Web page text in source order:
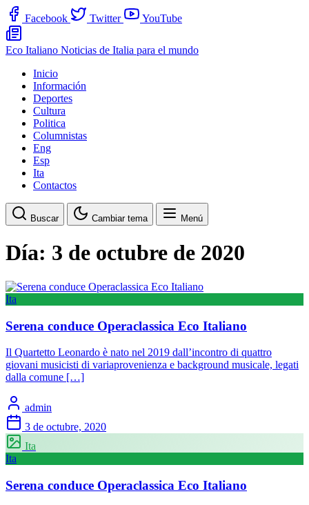
Facebook Twitter YouTube
Eco Italiano Noticias de Italia para el mundo
Inicio
Información
Deportes
Cultura
Politica
Columnistas
Eng
Esp
Ita
Contactos
Buscar Cambiar tema Menú
Día: 3 de octubre de 2020
Ita
Serena conduce Operaclassica Eco Italiano
Il Quartetto Leonardo è nato nel 2019 dall’incontro di quattro
giovani musicisti di variaprovenienza e background musicale, legati
dalla comune […]
admin
3 de octubre, 2020
Ita
Ita
Serena conduce Operaclassica Eco Italiano